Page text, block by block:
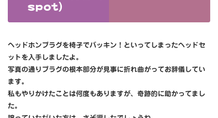
spot）
ヘッドホンプラグを椅子でバッキン！といってしまったヘッドセ
ットを入手しましたよ。
写真の通りプラグの根本部分が見事に折れ曲がってお辞儀してい
ます。
私もやりかけたことは何度もありますが、奇跡的に助かってまし
た。